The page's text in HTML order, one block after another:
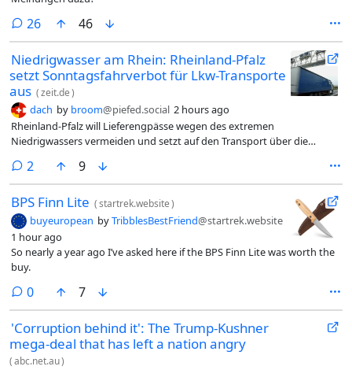
26comments
46
Niedrigwasser am Rhein: Rheinland-Pfalz
setzt Sonntagsfahrverbot für Lkw-Transporte
aus (zeit.de)
dach by broom@piefed.social 2 hours ago
Rheinland-Pfalz will Lieferengpässe wegen des extremen
Niedrigwassers vermeiden und setzt auf den Transport über die
2 comments
9
BPS Finn Lite (startrek.website)
buyeuropean byTribblesBestFriend@startrek.website
1 hour ago
So nearly a year ago I’ve asked here if the BPS Finn Lite was worth the
buy.
0comments
7
'Corruption behind it': The Trump-Kushner
mega-deal that has left a nation angry
(abc.net.au)